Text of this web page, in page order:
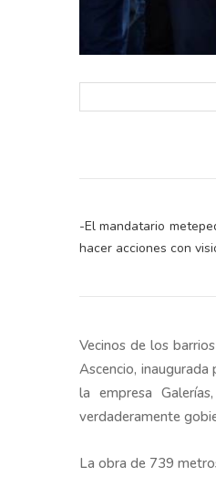
-El mandatario
hacer acciones con
Vecinos de los
Ascencio,
la empresa
verdaderamente
La obra de 739